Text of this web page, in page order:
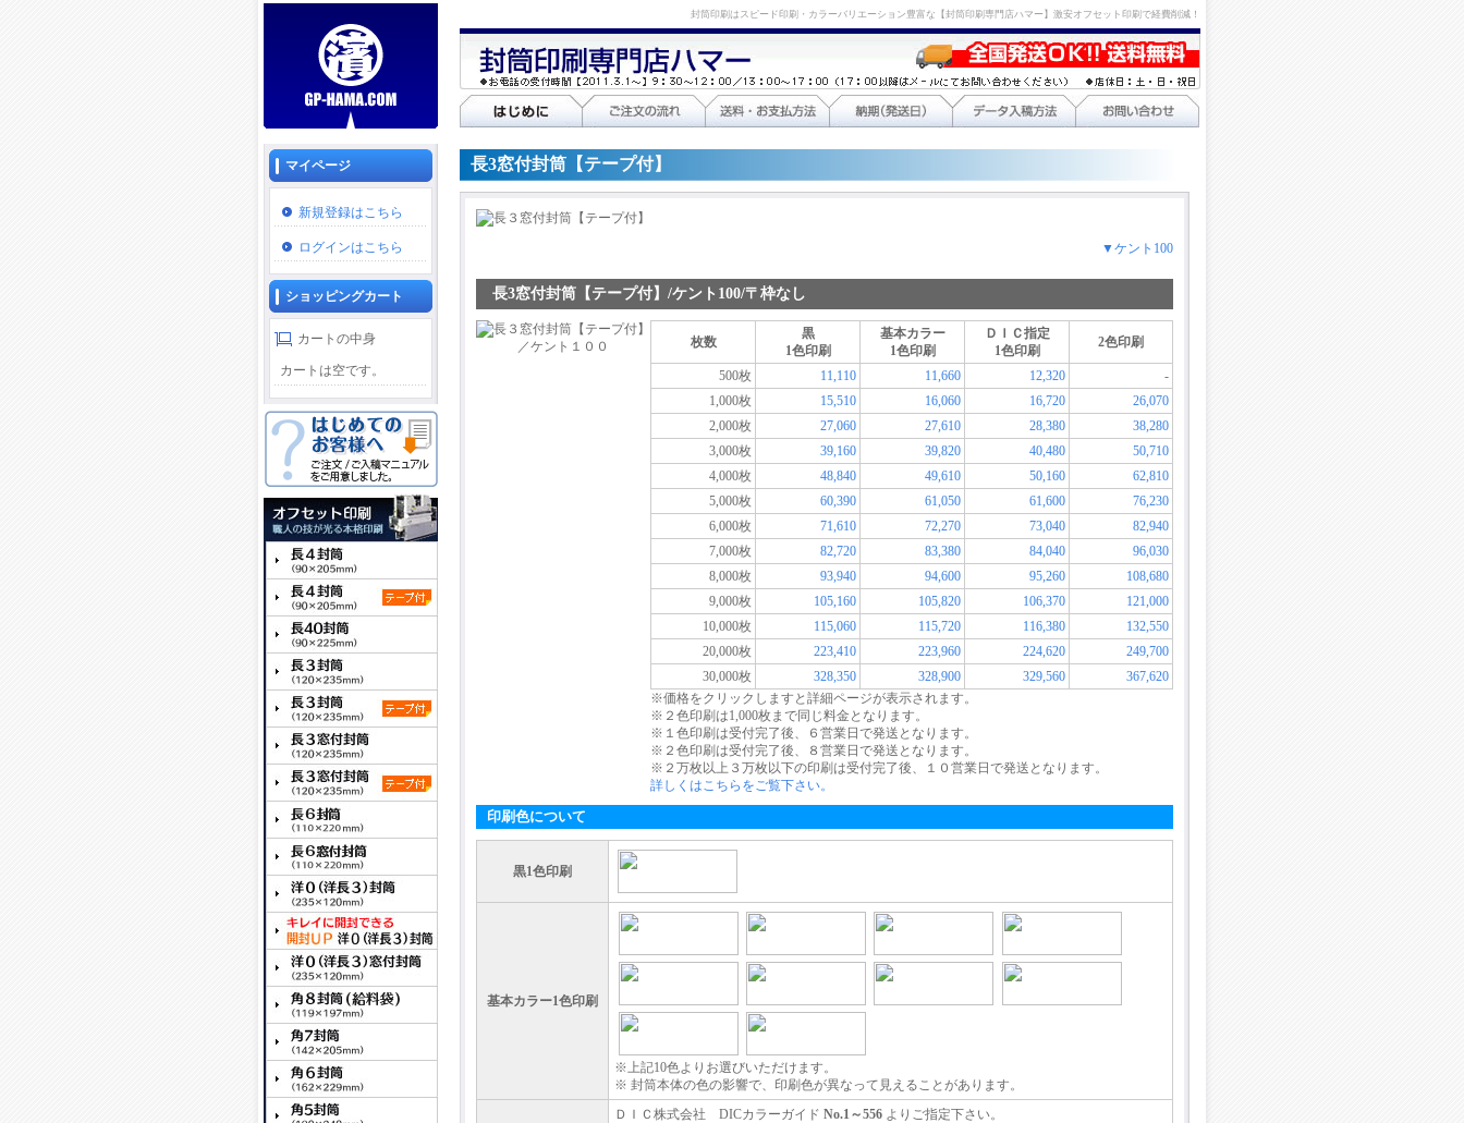
封筒印刷はスピード印刷・カラーバリエーション豊富な【封筒印刷専門店ハマー】激安オフセット印刷で経費削減！
マイページ
新規登録はこちら
ログインはこちら
ショッピングカート
カートの中身
カートは空です。
長3窓付封筒【テープ付】
▼ケント100
長3窓付封筒【テープ付】/ケント100/〒枠なし
枚数
黒
1色印刷
基本カラー
1色印刷
ＤＩＣ指定
1色印刷
2色印刷
500枚 11,110 11,660 12,320
-
1,000枚
15,510 16,060 16,720
26,070
2,000枚
27,060 27,610 28,380
38,280
3,000枚
39,160 39,820 40,480
50,710
4,000枚
48,840 49,610 50,160
62,810
5,000枚
60,390 61,050 61,600
76,230
6,000枚
71,610 72,270 73,040
82,940
7,000枚
82,720 83,380 84,040
96,030
8,000枚
93,940 94,600 95,260
108,680
9,000枚
105,160 105,820 106,370
121,000
10,000枚
115,060 115,720 116,380
132,550
20,000枚
223,410 223,960 224,620
249,700
30,000枚
328,350 328,900 329,560
367,620
※価格をクリックしますと詳細ページが表示されます。
※２色印刷は1,000枚まで同じ料金となります。
※１色印刷は受付完了後、６営業日で発送となります。
※２色印刷は受付完了後、８営業日で発送となります。
※２万枚以上３万枚以下の印刷は受付完了後、１０営業日で発送となります。
詳しくはこちらをご覧下さい。
印刷色について
黒1色印刷
基本カラー1色印刷
※上記10色よりお選びいただけます。
※ 封筒本体の色の影響で、印刷色が異なって見えることがあります。
ＤＩＣ株式会社 DICカラーガイド No.1～556 よりご指定下さい。